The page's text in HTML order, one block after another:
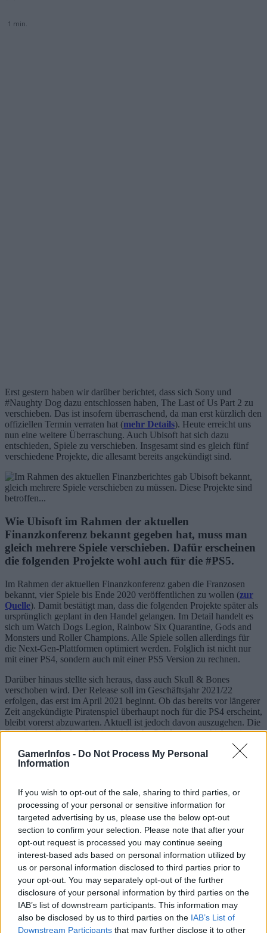
GamerInfos - Do Not Process My Personal
Information
If you wish to opt-out of the sale, sharing to third parties, or
processing of your personal or sensitive information for
targeted advertising by us, please use the below opt-out
section to confirm your selection. Please note that after your
opt-out request is processed you may continue seeing
interest-based ads based on personal information utilized by
us or personal information disclosed to third parties prior to
your opt-out. You may separately opt-out of the further
disclosure of your personal information by third parties on the
IAB’s list of downstream participants. This information may
also be disclosed by us to third parties on the IAB’s List of
Downstream Participants that may further disclose it to other
1 min.
Erst gestern haben wir darüber berichtet, dass sich Sony und
#Naughty Dog dazu entschlossen haben, The Last of Us Part 2 zu
verschieben. Das ist insofern überraschend, da man erst kürzlich den
offiziellen Termin verraten hat (mehr Details). Heute erreicht uns
nun eine weitere Überraschung. Auch Ubisoft hat sich dazu
entschieden, Spiele zu verschieben. Insgesamt sind es gleich fünf
verschiedene Projekte, die allesamt bereits angekündigt sind.
Wie Ubisoft im Rahmen der aktuellen
Finanzkonferenz bekannt gegeben hat, muss man
gleich mehrere Spiele verschieben. Dafür erscheinen
die folgenden Projekte wohl auch für die #PS5.
Im Rahmen der aktuellen Finanzkonferenz gaben die Franzosen
bekannt, vier Spiele bis Ende 2020 veröffentlichen zu wollen (zur
Quelle). Damit bestätigt man, dass die folgenden Projekte später als
ursprünglich geplant in den Handel gelangen. Im Detail handelt es
sich um Watch Dogs Legion, Rainbow Six Quarantine, Gods and
Monsters und Roller Champions. Alle Spiele sollen allerdings für
die Next-Gen-Plattformen optimiert werden. Folglich ist nicht nur
mit einer PS4, sondern auch mit einer PS5 Version zu rechnen.
Darüber hinaus stellte sich heraus, dass auch Skull & Bones
verschoben wird. Der Release soll im Geschäftsjahr 2021/22
erfolgen, das erst im April 2021 beginnt. Ob das bereits vor längerer
Zeit angekündigte Piratenspiel überhaupt noch für die PS4 erscheint,
bleibt vorerst abzuwarten. Aktuell ist jedoch davon auszugehen. Die
Begründung für den Schritt, zahlreiche Spiele zu verschieben, ist
übrigens der Wunsch nach zusätzlicher Entwicklungszeit. Man
möchte gewährleisten, dass die Entwicklerteams ausreichend Zeit
haben, um die geplanten Innovationen perfekt umzusetzen.
TAGS gamer games PlayStation PlayStation 5
Vorheriger Artikel
Call of Duty: Modern Warfare
Nächster Artikel
Star Wars Battlefront 2 –